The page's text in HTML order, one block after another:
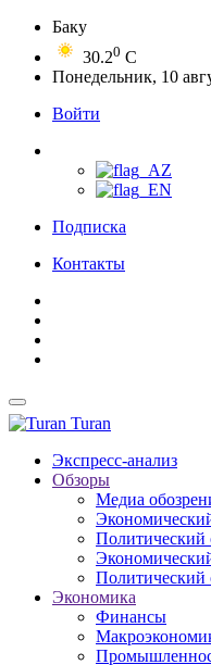
Баку
30.20 C
Понедельник, 10
Войти
Подписка
Контакты
Turan
Экспресс-анализ
Обзоры
Медиа
Политический
Политический
Экономика
Финансы